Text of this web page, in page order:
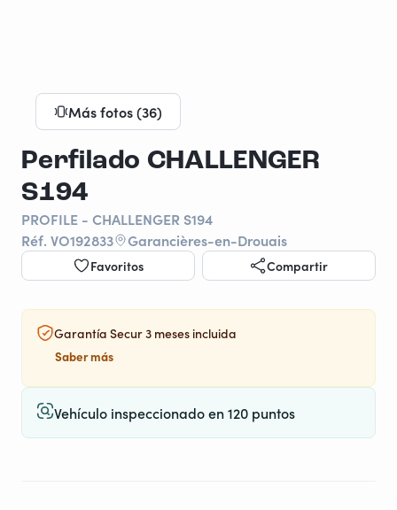
Más fotos (36)
Perfilado CHALLENGER
S194
PROFILE - CHALLENGER S194
Réf. VO192833
Garancières-en-Drouais
Favoritos Compartir
Garantía Secur 3 meses incluida
Saber más
Vehículo inspeccionado en 120 puntos